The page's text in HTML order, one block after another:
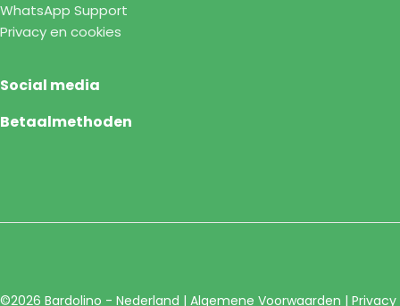
WhatsApp Support
Privacy en cookies
Social media
Betaalmethoden
©2026 Bardolino - Nederland | Algemene Voorwaarden | Privacy